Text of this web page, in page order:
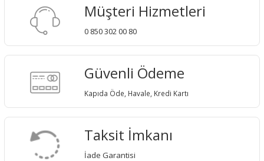
Müşteri Hizmetleri
0 850 302 00 80
Güvenli Ödeme
Kapıda Öde, Havale, Kredi Kartı
Taksit İmkanı
İade Garantisi